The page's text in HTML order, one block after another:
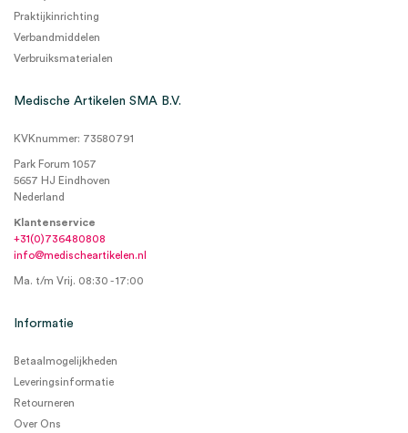
Praktijkinrichting
Verbandmiddelen
Verbruiksmaterialen
Medische Artikelen SMA B.V.
KVKnummer: 73580791
Park Forum 1057
5657 HJ Eindhoven
Nederland
Klantenservice
+31(0)736480808
info@medischeartikelen.nl
Ma. t/m Vrij. 08:30 - 17:00
Informatie
Betaalmogelijkheden
Leveringsinformatie
Retourneren
Over Ons